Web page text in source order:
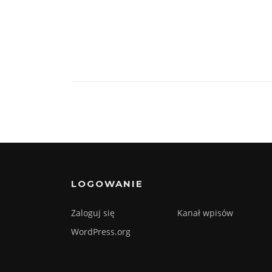
LOGOWANIE
Zaloguj się
Kanał wpisów
WordPress.org